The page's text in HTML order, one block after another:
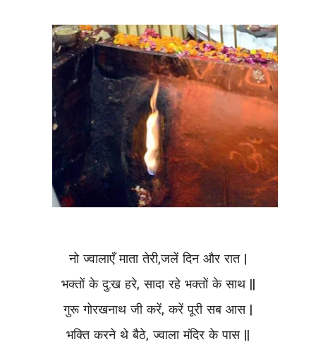
नो ज्वालाएँ माता तेरी,जलें दिन और रात |
भक्तों के दु:ख हरे, सादा रहे भक्तों के साथ ||
गुरू गोरखनाथ जी करें, करें पूरी सब आस |
भक्ति करने थे बैठे, ज्वाला मंदिर के पास ||